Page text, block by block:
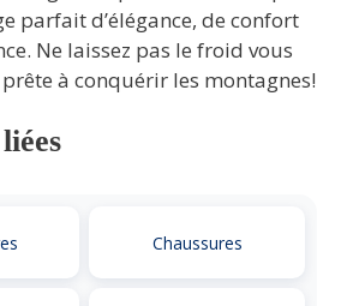
parfait d’élégance, de confort
Ne laissez pas le froid vous
à conquérir les montagnes!
Chaussures